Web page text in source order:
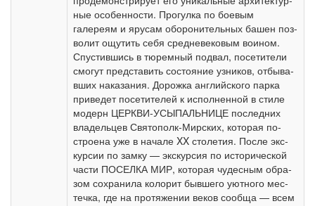
ные осо­бен­но­сти. Прогулка по боевым
галереям и ярусам оборонительных ба­шен поз­
во­лит ощу­тить се­бя средневековым воином.
Спустившись в тюремный подвал, посетители
смо­гут пред­ста­вить состояние уз­ни­ков, от­бы­ва­
вших наказания. Дорожка английского пар­ка
при­ве­дет по­се­ти­те­лей к исполненной в сти­ле
мо­дерн ЦЕРКВИ-УСЫПАЛЬНИЦЕ по­след­них
вла­дель­цев Святополк-Мирских, ко­то­рая по­
стро­е­на уже в на­ча­ле XX сто­ле­тия. После экс­
кур­сии по зам­ку — экскурсия по ис­то­ри­че­ской
ча­сти ПО­СЕЛКА МИР, ко­то­рая чу­дес­ным об­ра­
зом со­хра­ни­ла ко­ло­рит быв­ше­го уют­но­го ме­с­
теч­ка, где на про­тя­же­нии ве­ков со­об­ща — всем